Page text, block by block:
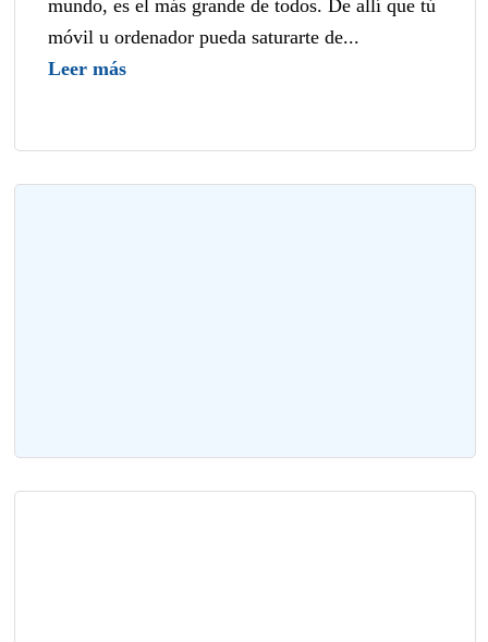
mundo, es el más grande de todos. De allí que tú
móvil u ordenador pueda saturarte de...
Leer más